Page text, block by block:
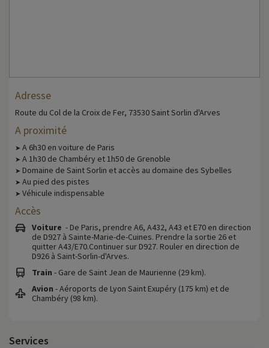
Adresse
Route du Col de la Croix de Fer, 73530 Saint Sorlin d'Arves
A proximité
➤ A 6h30 en voiture de Paris
➤ A 1h30 de Chambéry et 1h50 de Grenoble
➤ Domaine de Saint Sorlin et accès au domaine des Sybelles
➤ Au pied des pistes
➤ Véhicule indispensable
Accès
Voiture - De Paris, prendre A6, A432, A43 et E70 en direction
de D927 à Sainte-Marie-de-Cuines. Prendre la sortie 26 et
quitter A43/E70.Continuer sur D927. Rouler en direction de
D926 à Saint-Sorlin-d'Arves.
Train - Gare de Saint Jean de Maurienne (29 km).
Avion - Aéroports de Lyon Saint Exupéry (175 km) et de
Chambéry (98 km).
Services